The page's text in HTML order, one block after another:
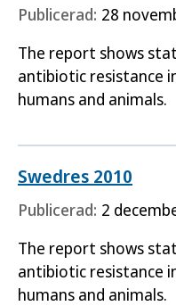
Publicerad: 28
The report shows
antibiotic resistance
humans and animals.
Swedres 2010
Publicerad: 2
The report shows
antibiotic resistance
humans and animals.